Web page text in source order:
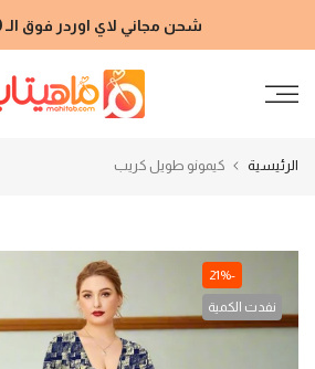
إلى
شحن مجاني لاي اوردر فوق الـ 2000 جنيه
الرئيسية كيمونو طويل كريب
-21%
نفدت الكمية